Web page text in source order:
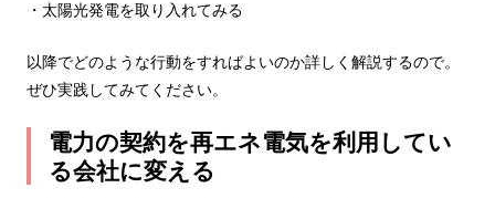
・太陽光発電を取り入れてみる
以降でどのような行動をすればよいのか詳しく解説するので。
ぜひ実践してみてください。
電力の契約を再エネ電気を利用してい
る会社に変える